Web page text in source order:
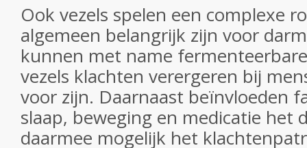
Ook vezels spelen een complexe
algemeen belangrijk zijn voor
kunnen met name
vezels klachten verergeren bij
voor zijn. Daarnaast beïnvloeden
slaap, beweging en medicatie het
daarmee mogelijk het